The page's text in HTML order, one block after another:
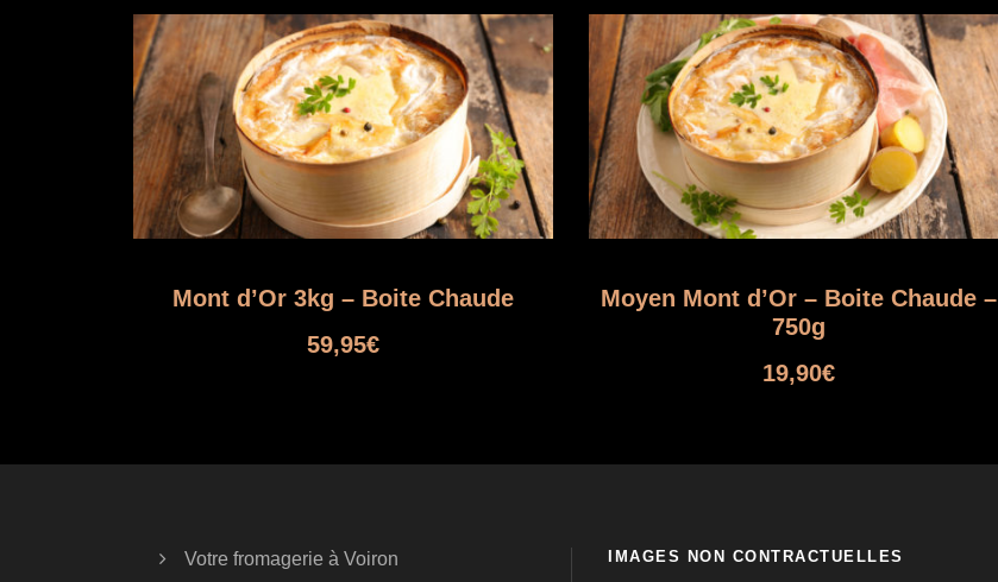
Mont d’Or 3kg – Boite Chaude
59,95€
Moyen Mont d’Or – Boite Chaude –
750g
19,90€
Votre fromagerie à Voiron IMAGES NON CONTRACTUELLES